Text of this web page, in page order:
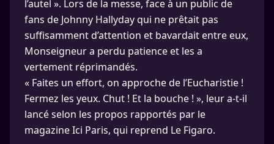
l’autel ». Lors de la messe, face à un public de
fans de Johnny Hallyday qui ne prêtait pas
suffisamment d’attention et bavardait entre eux,
Monseigneur a perdu patience et les a
vertement réprimandés.
« Faites un effort, on approche de l’Eucharistie !
Fermez les yeux. Chut ! Et la bouche ! », leur a-t-il
lancé selon les propos rapportés par le
magazine Ici Paris, qui reprend Le Figaro.